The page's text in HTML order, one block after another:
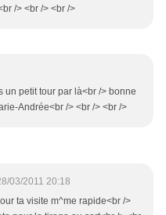
/> <br /> <br />
un petit tour par là<br /> bonne
Andrée<br /> <br /> <br />
03/2011 20:18
ta visite m^me rapide<br />